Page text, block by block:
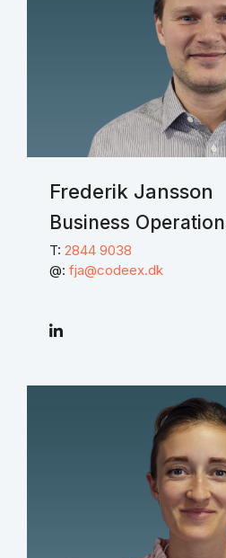
Frederik Jansson
Business
T: 2844 9038
@: fja@codeex.dk